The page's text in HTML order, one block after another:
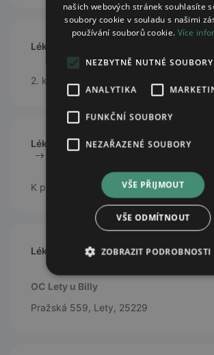
Lékárna 2. května
2. května 757/1, Nymburk, 28802
Lékárna Zamzam Davle - OOVL Jesenice
K pivovaru 87, Davle, 25206
Lékárna U Sv. Anežky
OC Lety u Billy
Pražská 559, Lety, 25229
našich webových stránek souhlasíte
soubory cookie v souladu s našimi
používání souborů cookie. Více
NEZBYTNĚ NUTNÉ SOUBORY
ANALYTIKA
FUNKČNÍ SOUBORY
NEZAŘAZENÉ SOUBORY
VŠE PŘIJMOUT
VŠE ODMÍTNOUT
ZOBRAZIT PODROBNOSTI